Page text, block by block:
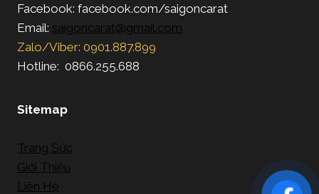
Facebook: facebook.com/saigoncarat
Email: saigoncarat@gmail.com
Zalo/Viber: 0901.887.899
Hotline: 0866.255.688
Sitemap
Trang Sức
Giới Thiệu
Liên Hệ